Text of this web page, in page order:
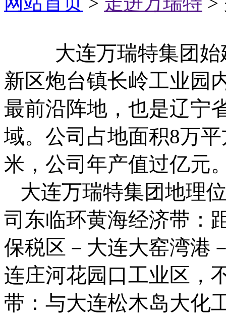
大连万瑞特集团始
新区炮台镇长岭工业园
最前沿阵地，也是辽宁
域。公司占地面积8万
米，公司年产值过亿元
大连万瑞特集团地理
司东临环黄海经济带：
保税区－大连大窑湾港
连庄河花园口工业区，
带：与大连松木岛大化